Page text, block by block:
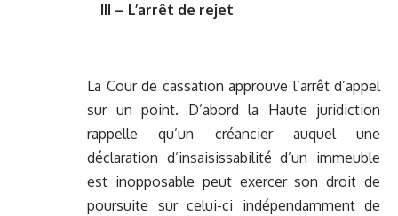
III – L’arrêt de rejet
La Cour de cassation approuve l’arrêt d’appel
sur un point. D’abord la Haute juridiction
rappelle qu’un créancier auquel une
déclaration d’insaisissabilité d’un immeuble
est inopposable peut exercer son droit de
poursuite sur celui-ci indépendamment de